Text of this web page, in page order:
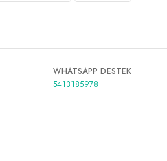
WHATSAPP DESTEK
5413185978